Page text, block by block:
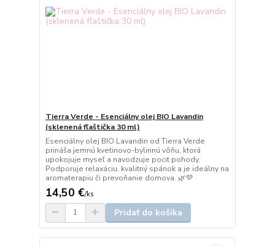
Tierra Verde - Esenciálny olej BIO Lavandin
(sklenená fľaštička 30 ml)
Esenciálny olej BIO Lavandin od Tierra Verde
prináša jemnú kvetinovo-bylinnú vôňu, ktorá
upokojuje myseľ a navodzuje pocit pohody.
Podporuje relaxáciu, kvalitný spánok a je ideálny na
aromaterapiu či prevoňanie domova. 🌿💜
14,50 €/ks
Pridať do košíka